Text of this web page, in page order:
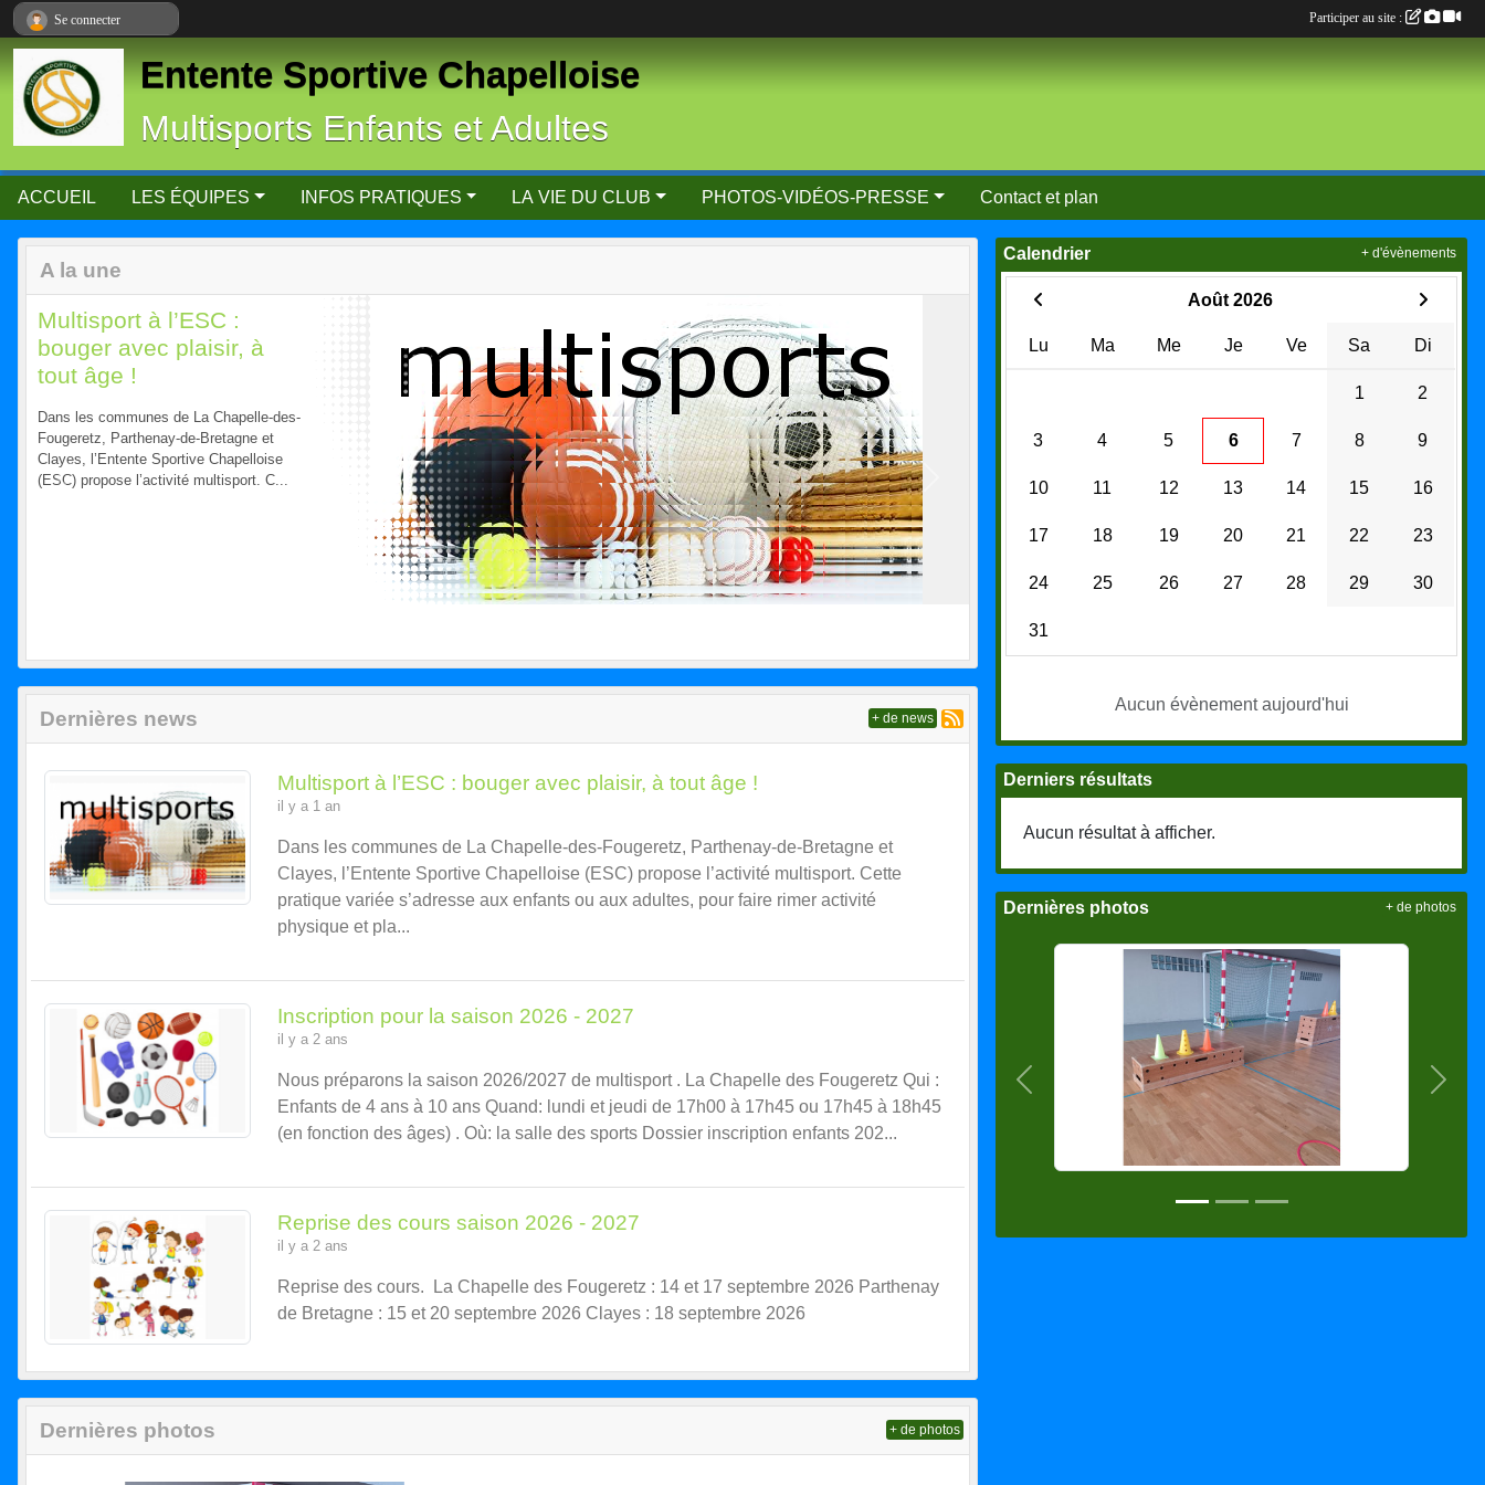
Entente Sportive Chapelloise
Multisports Enfants et Adultes
ACCUEIL LES ÉQUIPES INFOS PRATIQUES LA VIE DU CLUB PHOTOS-VIDÉOS-PRESSE Contact et plan
A la une
Multisport à l’ESC :
bouger avec plaisir, à
tout âge !
Dans les communes de La Chapelle-des-
Fougeretz, Parthenay-de-Bretagne et
Clayes, l’Entente Sportive Chapelloise
(ESC) propose l’activité multisport. C...
Previous
Dernières news
Multisport à l’ESC : bouger avec plaisir, à tout âge !
il y a 1 an
Dans les communes de La Chapelle-des-Fougeretz, Parthenay-de-Bretagne et
Clayes, l’Entente Sportive Chapelloise (ESC) propose l’activité multisport. Cette
pratique variée s’adresse aux enfants ou aux adultes, pour faire rimer activité
physique et pla...
Inscription pour la saison 2026 - 2027
il y a 2 ans
Nous préparons la saison 2026/2027 de multisport . La Chapelle des Fougeretz Qui :
Enfants de 4 ans à 10 ans Quand: lundi et jeudi de 17h00 à 17h45 ou 17h45 à 18h45
(en fonction des âges) . Où: la salle des sports Dossier inscription enfants 202...
Reprise des cours saison 2026 - 2027
il y a 2 ans
Reprise des cours. La Chapelle des Fougeretz : 14 et 17 septembre 2026 Parthenay
de Bretagne : 15 et 20 septembre 2026 Clayes : 18 septembre 2026
+ de news
Dernières photos + de photos
Calendrier
Août 2026
Lu Ma Me Je Ve Sa Di
1 2
3 4 5 6 7 8 9
10 11 12 13 14 15 16
17 18 19 20 21 22 23
24 25 26 27 28 29 30
31
Aucun évènement aujourd'hui
+ d'évènements
Derniers résultats
Aucun résultat à afficher.
Dernières photos
Précedent
+ de photos
Se connecter Participer au site :
Panneau de gestion des cookies